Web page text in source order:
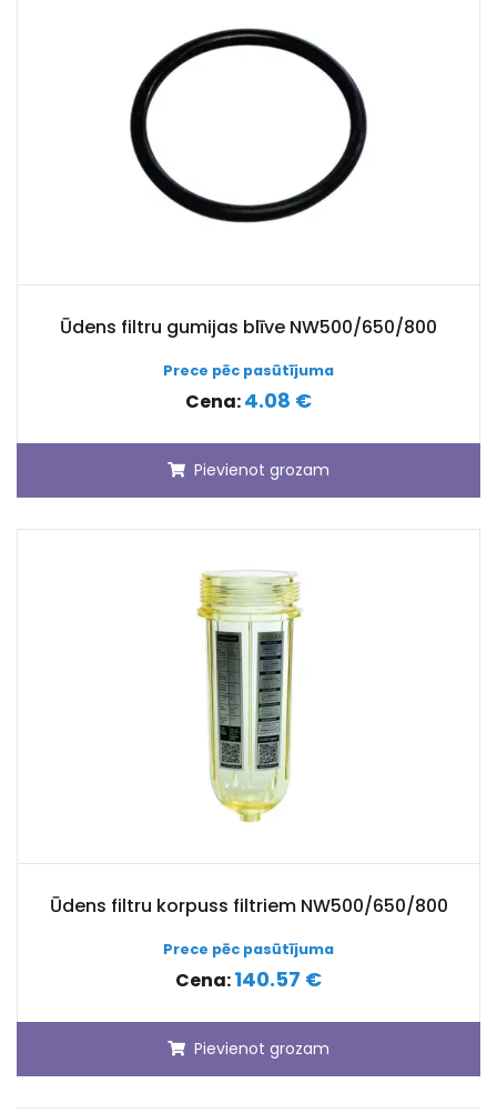
Ūdens filtru gumijas blīve NW500/650/800
Prece pēc pasūtījuma
Cena:4.08 €
Pievienot grozam
Ūdens filtru korpuss filtriem NW500/650/800
Prece pēc pasūtījuma
Cena:140.57 €
Pievienot grozam